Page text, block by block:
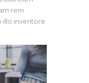
rem
illo inventore